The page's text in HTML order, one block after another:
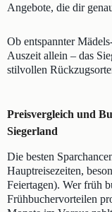
Angebote, die dir
Ob entspannter
Auszeit allein – das
stilvollen
Preisvergleich und
Siegerland
Die besten
Hauptreisezeiten,
Feiertagen). Wer früh
Frühbuchervorteilen